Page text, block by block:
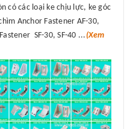
có các loại ke chịu lực, ke góc
Anchor Fastener AF-30,
SF-30, SF-40 ...(Xem